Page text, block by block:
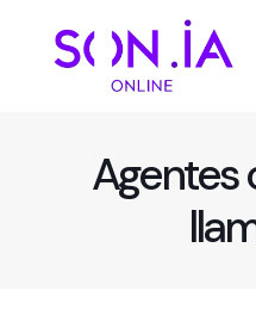
Agentes